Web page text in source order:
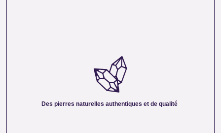
Des pierres naturelles authentiques et de qualité
Nous sélectionnons rigoureusement nos minéraux pour
vous offrir des pierres 100 % naturelles, non traitées et
sa beauté, sa vibration et son authenticité afin de vous